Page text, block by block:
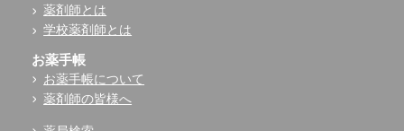
薬剤師とは
学校薬剤師とは
お薬手帳
お薬手帳について
薬剤師の皆様へ